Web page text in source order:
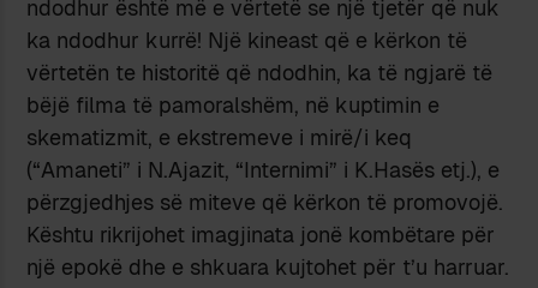
ndodhur është më e vërtetë se një tjetër që nuk
ka ndodhur kurrë! Një kineast që e kërkon të
vërtetën te historitë që ndodhin, ka të ngjarë të
bëjë filma të pamoralshëm, në kuptimin e
skematizmit, e ekstremeve i mirë/i keq
(“Amaneti” i N.Ajazit, “Internimi” i K.Hasës etj.), e
përzgjedhjes së miteve që kërkon të promovojë.
Kështu rikrijohet imagjinata jonë kombëtare për
një epokë dhe e shkuara kujtohet për t’u harruar.